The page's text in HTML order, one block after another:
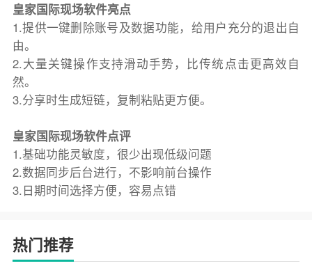
皇家国际现场软件亮点
1.提供一键删除账号及数据功能，给用户充分的退出自
由。
2.大量关键操作支持滑动手势，比传统点击更高效自
然。
3.分享时生成短链，复制粘贴更方便。
皇家国际现场软件点评
1.基础功能灵敏度，很少出现低级问题
2.数据同步后台进行，不影响前台操作
3.日期时间选择方便，容易点错
热门推荐